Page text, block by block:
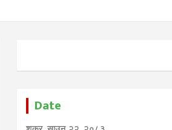
Date